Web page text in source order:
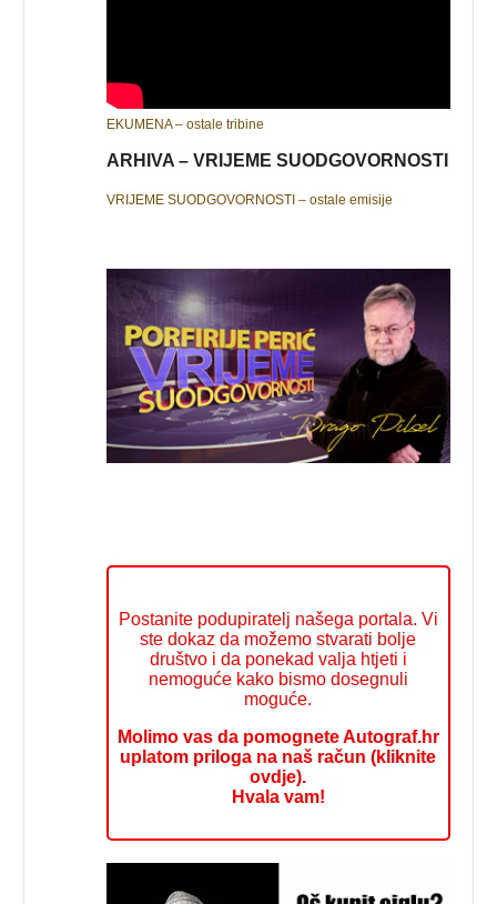
EKUMENA – ostale tribine
ARHIVA – VRIJEME SUODGOVORNOSTI
VRIJEME SUODGOVORNOSTI – ostale emisije
Postanite podupiratelj našega portala. Vi
ste dokaz da možemo stvarati bolje
društvo i da ponekad valja htjeti i
nemoguće kako bismo dosegnuli
moguće.
Molimo vas da pomognete Autograf.hr
uplatom priloga na naš račun (kliknite
ovdje).
Hvala vam!